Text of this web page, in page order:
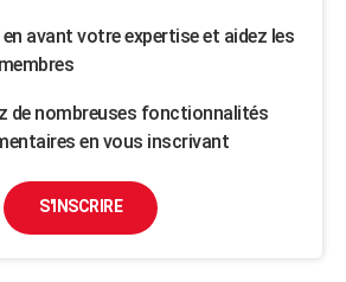
avant votre expertise et aidez les
de nombreuses fonctionnalités
en vous inscrivant
S'INSCRIRE